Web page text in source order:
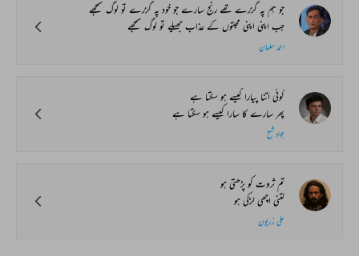
جو ہم پہ گزرے تھے رنج سارے جو خود پہ گزرے تو لوگ سمجھے
جب اپنی اپنی محبتوں کے عذاب جھیلے تو لوگ سمجھے
احمد سلمان
کوئی اتنا پیارا کیسے ہو سکتا ہے
پھر سارے کا سارا کیسے ہو سکتا ہے
جواد شیخ
تم ثروت کو پڑھتی ہو
کتنی اچھی لڑکی ہو
علی زریون